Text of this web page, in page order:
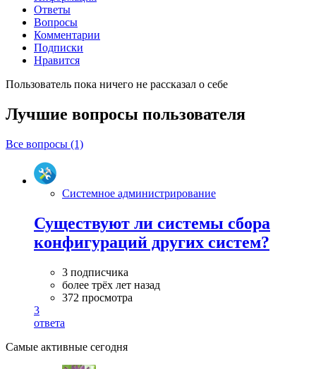
Ответы
Вопросы
Комментарии
Подписки
Нравится
Пользователь пока ничего не рассказал о себе
Лучшие вопросы пользователя
Все вопросы (1)
Системное администрирование
Существуют ли системы сбора
конфигураций других систем?
3 подписчика
более трёх лет назад
372 просмотра
3
ответа
Самые активные сегодня